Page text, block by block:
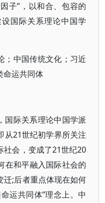
子”，以和合、包容的
国际关系理论中国学
；中国传统文化；习近
命运共同体
国际关系理论中国学派
从21世纪初学界所关注
社会，变成了21世纪20
在和平融入国际社会的
迁;后者重点体现在如何
运共同体”理念上。中